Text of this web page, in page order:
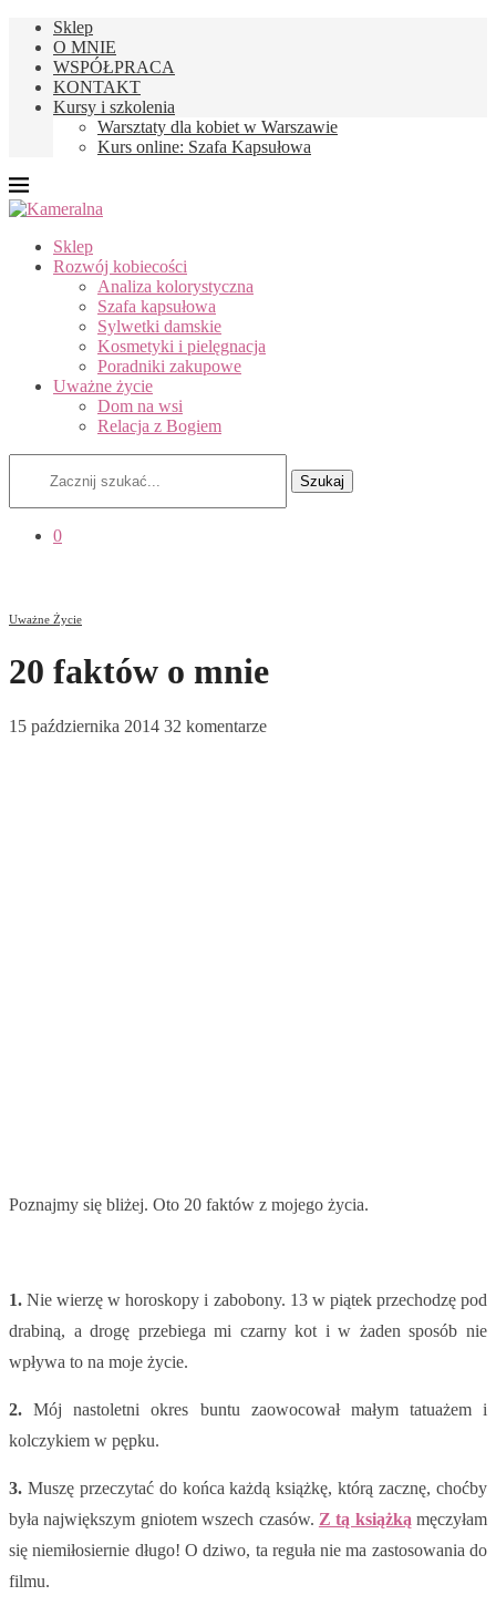
Sklep
O MNIE
WSPÓŁPRACA
KONTAKT
Kursy i szkolenia
Warsztaty dla kobiet w Warszawie
Kurs online: Szafa Kapsułowa
Sklep
Rozwój kobiecości
Analiza kolorystyczna
Szafa kapsułowa
Sylwetki damskie
Kosmetyki i pielęgnacja
Poradniki zakupowe
Uważne życie
Dom na wsi
Relacja z Bogiem
Szukaj
0
Uważne Życie
20 faktów o mnie
15 października 2014 32 komentarze
Poznajmy się bliżej. Oto 20 faktów z mojego życia.
1. Nie wierzę w horoskopy i zabobony. 13 w piątek przechodzę pod
drabiną, a drogę przebiega mi czarny kot i w żaden sposób nie
wpływa to na moje życie.
2. Mój nastoletni okres buntu zaowocował małym tatuażem i
kolczykiem w pępku.
3. Muszę przeczytać do końca każdą książkę, którą zacznę, choćby
była największym gniotem wszech czasów. Z tą książką męczyłam
się niemiłosiernie długo! O dziwo, ta reguła nie ma zastosowania do
filmu.